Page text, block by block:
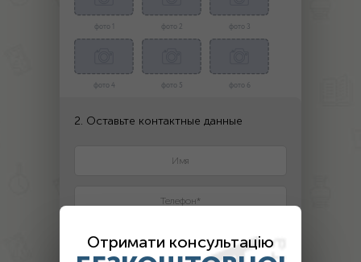
фото 1 фото 2 фото 3
фото 4 фото 5 фото 6
2. Оставьте контактные данные
Отримати консультацію